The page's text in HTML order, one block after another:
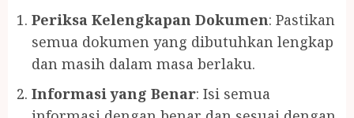
Periksa Kelengkapan Dokumen: Pastikan
semua dokumen yang dibutuhkan lengkap
dan masih dalam masa berlaku.
Informasi yang Benar: Isi semua